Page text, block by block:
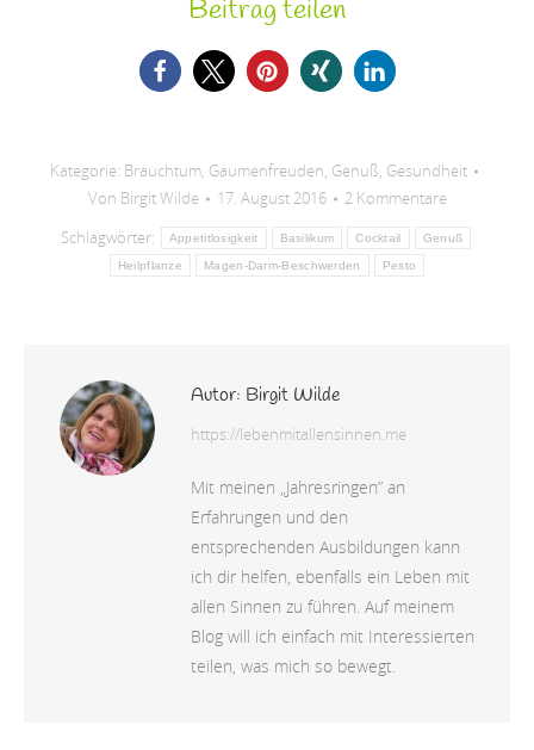
Beitrag teilen
Kategorie: Brauchtum, Gaumenfreuden, Genuß, Gesundheit
Von Birgit Wilde 17. August 2016
2 Kommentare
Schlagwörter:
Appetitlosigkeit Basilikum Cocktail Genuß
Heilpflanze Magen-Darm-Beschwerden Pesto
Autor: Birgit Wilde
https://lebenmitallensinnen.me
Mit meinen „Jahresringen” an
Erfahrungen und den
entsprechenden Ausbildungen kann
ich dir helfen, ebenfalls ein Leben mit
allen Sinnen zu führen. Auf meinem
Blog will ich einfach mit Interessierten
teilen, was mich so bewegt.